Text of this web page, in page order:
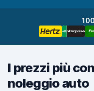
I prezzi più
noleggio auto